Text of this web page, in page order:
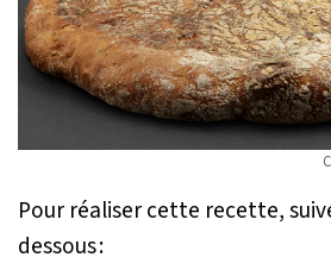
Pour réaliser cette recette,
dessous :